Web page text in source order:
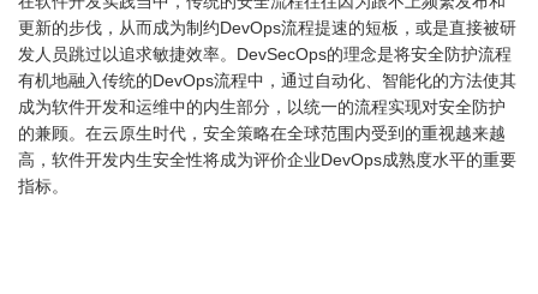
更新的步伐，从而成为制约DevOps流程提速的短板，或是直接被研
发人员跳过以追求敏捷效率。DevSecOps的理念是将安全防护流程
有机地融入传统的DevOps流程中，通过自动化、智能化的方法使其
成为软件开发和运维中的内生部分，以统一的流程实现对安全防护
的兼顾。在云原生时代，安全策略在全球范围内受到的重视越来越
高，软件开发内生安全性将成为评价企业DevOps成熟度水平的重要
指标。